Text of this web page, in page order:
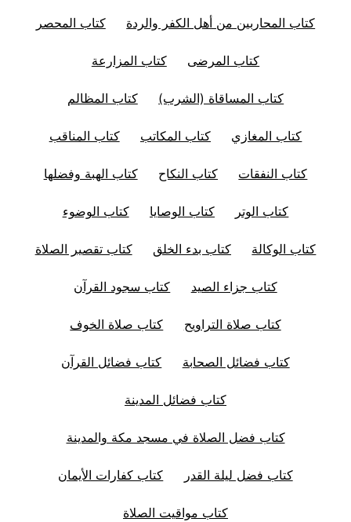
كتاب المحاربين من أهل الكفر والردة كتاب المحصر
كتاب المرضى كتاب المزارعة
كتاب المساقاة (الشرب) كتاب المظالم
كتاب المغازي كتاب المكاتب كتاب المناقب
كتاب النفقات كتاب النكاح كتاب الهبة وفضلها
كتاب الوتر كتاب الوصايا كتاب الوضوء
كتاب الوكالة كتاب بدء الخلق كتاب تقصير الصلاة
كتاب جزاء الصيد كتاب سجود القرآن
كتاب صلاة التراويح كتاب صلاة الخوف
كتاب فضائل الصحابة كتاب فضائل القرآن
كتاب فضائل المدينة
كتاب فضل الصلاة في مسجد مكة والمدينة
كتاب فضل ليلة القدر كتاب كفارات الأيمان
كتاب مواقيت الصلاة